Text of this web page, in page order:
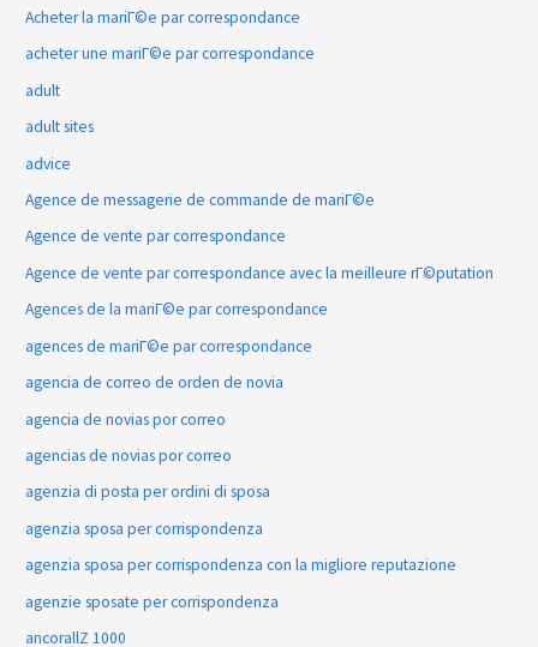
Acheter la mariГ©e par correspondance
acheter une mariГ©e par correspondance
adult
adult sites
advice
Agence de messagerie de commande de mariГ©e
Agence de vente par correspondance
Agence de vente par correspondance avec la meilleure rГ©putation
Agences de la mariГ©e par correspondance
agences de mariГ©e par correspondance
agencia de correo de orden de novia
agencia de novias por correo
agencias de novias por correo
agenzia di posta per ordini di sposa
agenzia sposa per corrispondenza
agenzia sposa per corrispondenza con la migliore reputazione
agenzie sposate per corrispondenza
ancorallZ 1000